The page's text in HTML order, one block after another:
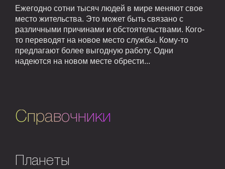
Ежегодно сотни тысяч людей в мире меняют свое
место жительства. Это может быть связано с
различными причинами и обстоятельствами. Кого-
то переводят на новое место службы. Кому-то
предлагают более выгодную работу. Одни
надеются на новом месте обрести...
Справочники
Планеты